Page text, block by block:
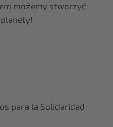
możemy stworzyć
para la Solidaridad